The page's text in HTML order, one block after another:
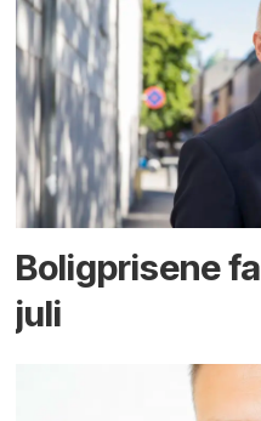
Boligprisene
juli